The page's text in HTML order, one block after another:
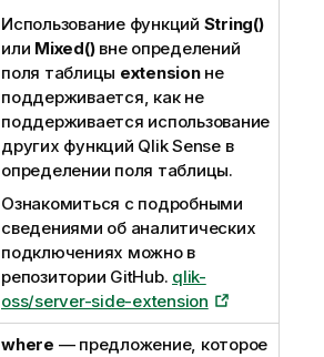
Использование функций String()
или Mixed()вне определений
поля таблицы extensionне
поддерживается, как не
поддерживается использование
других функций Qlik Senseв
определении поля таблицы.
Ознакомиться с подробными
сведениями об аналитических
подключениях можно в
репозитории GitHub. qlik-
oss/server-side-extension
where — предложение, которое